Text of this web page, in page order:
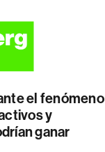
el fenómeno
y
ganar